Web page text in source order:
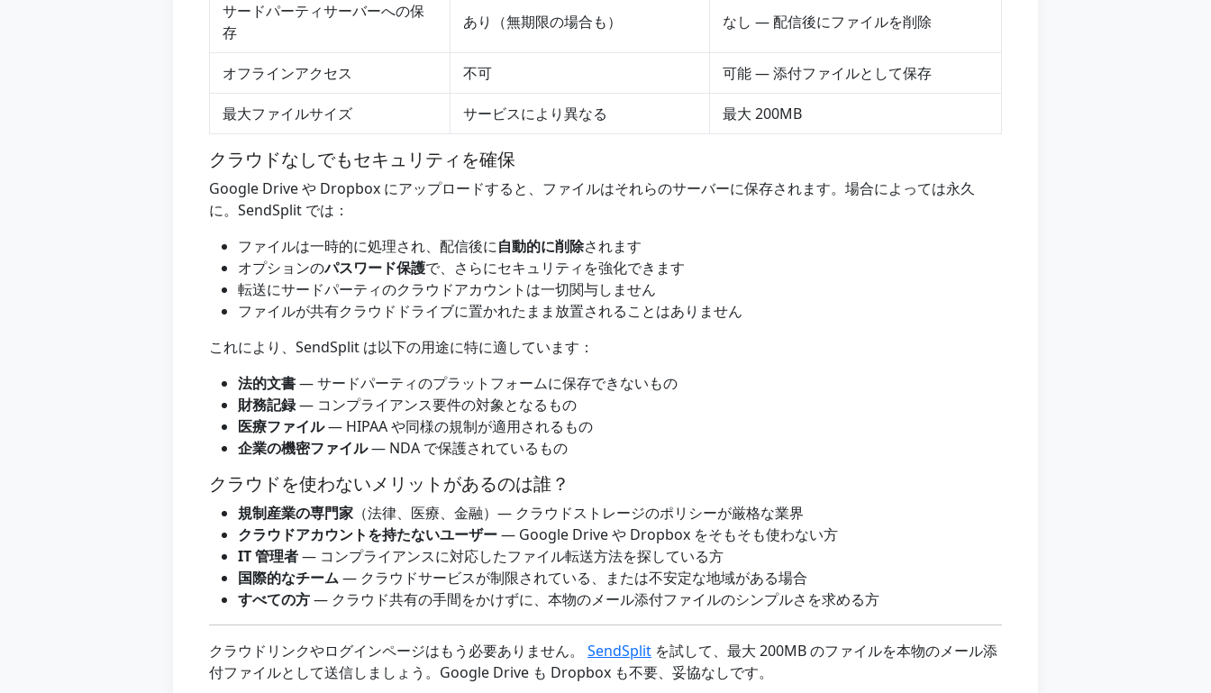
サードパーティサーバーへの保
存
あり（無期限の場合も） なし — 配信後にファイルを削除
オフラインアクセス 不可 可能 — 添付ファイルとして保存
最大ファイルサイズ サービスにより異なる 最大 200MB
クラウドなしでもセキュリティを確保
Google Drive や Dropbox にアップロードすると、ファイルはそれらのサーバーに保存されます。場合によっては永久
に。SendSplit では：
ファイルは一時的に処理され、配信後に自動的に削除されます
オプションのパスワード保護で、さらにセキュリティを強化できます
転送にサードパーティのクラウドアカウントは一切関与しません
ファイルが共有クラウドドライブに置かれたまま放置されることはありません
これにより、SendSplit は以下の用途に特に適しています：
法的文書— サードパーティのプラットフォームに保存できないもの
財務記録— コンプライアンス要件の対象となるもの
医療ファイル— HIPAA や同様の規制が適用されるもの
企業の機密ファイル— NDA で保護されているもの
クラウドを使わないメリットがあるのは誰？
規制産業の専門家 （法律、医療、金融）— クラウドストレージのポリシーが厳格な業界
クラウドアカウントを持たないユーザー— Google Drive や Dropbox をそもそも使わない方
IT 管理者— コンプライアンスに対応したファイル転送方法を探している方
国際的なチーム— クラウドサービスが制限されている、または不安定な地域がある場合
すべての方— クラウド共有の手間をかけずに、本物のメール添付ファイルのシンプルさを求める方
クラウドリンクやログインページはもう必要ありません。 SendSplit を試して、最大 200MB のファイルを本物のメール添
付ファイルとして送信しましょう。Google Drive も Dropbox も不要、妥協なしです。